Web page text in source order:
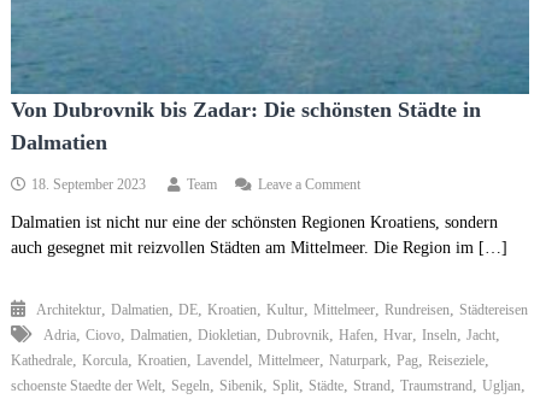
Von Dubrovnik bis Zadar: Die schönsten Städte in
Dalmatien
18. September 2023 Team Leave a Commenton
Dubrovnik
bis
schönsten
Städte
in
Dalmatien
Dalmatien ist nicht nur eine der schönsten Regionen Kroatiens, sondern
auch gesegnet mit reizvollen Städten am Mittelmeer. Die Region im […]
Architektur, Dalmatien DE, Kroatien Kultur, Mittelmeer, Rundreisen
Städtereisen
Adria, Ciovo, Dalmatien Diokletian Dubrovnik, Hafen Hvar, Inseln Jacht,
Kathedrale, Korcula, Kroatien Lavendel Mittelmeer, Naturpark, Pag Reiseziele,
schoenste Staedte der Welt, Segeln Sibenik, Split, Städte, Strand Traumstrand Ugljan